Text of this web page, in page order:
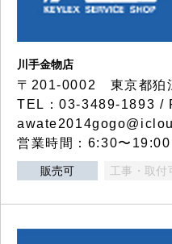
川手金物店
〒201-0002 東京都狛
TEL：03-3489-1893 /
営業時間：6:30〜
販売可 工事・取付